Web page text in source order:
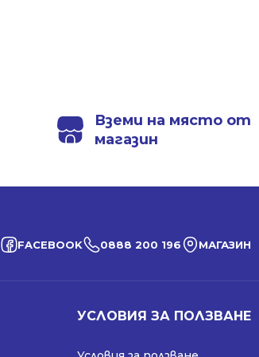
Вземи на място от
магазин
FACEBOOK 0888 200 196 МАГАЗИН
УСЛОВИЯ ЗА ПОЛЗВАНЕ